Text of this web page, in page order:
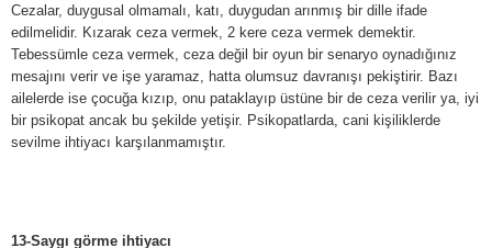
Cezalar, duygusal olmamalı, katı, duygudan arınmış bir dille ifade
edilmelidir. Kızarak ceza vermek, 2 kere ceza vermek demektir.
Tebessümle ceza vermek, ceza değil bir oyun bir senaryo oynadığınız
mesajını verir ve işe yaramaz, hatta olumsuz davranışı pekiştirir. Bazı
ailelerde ise çocuğa kızıp, onu pataklayıp üstüne bir de ceza verilir ya, iyi
bir psikopat ancak bu şekilde yetişir. Psikopatlarda, cani kişiliklerde
sevilme ihtiyacı karşılanmamıştır.
13-Saygı görme ihtiyacı